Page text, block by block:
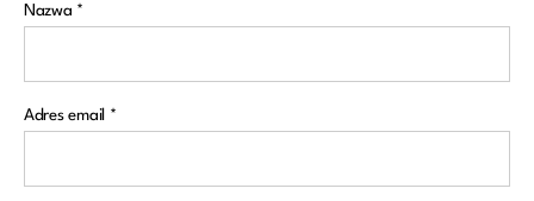
Nazwa *
Adres email *